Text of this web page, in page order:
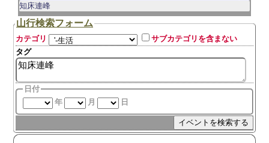
知床連峰
山行検索フォーム
カテゴリ
サブカテゴリを含まない
タグ
日付
年
月 日